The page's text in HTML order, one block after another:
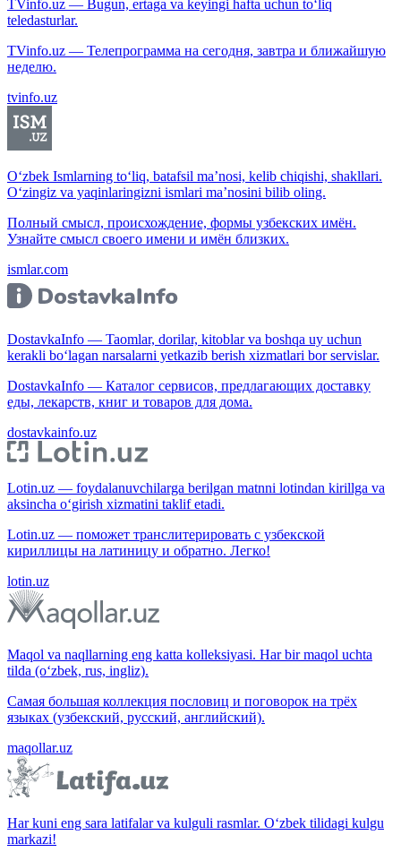
TVinfo.uz — Bugun, ertaga va keyingi hafta uchun to‘liq
teledasturlar.
TVinfo.uz — Телепрограмма на сегодня, завтра и ближайшую
неделю.
tvinfo.uz
O‘zbek Ismlarning to‘liq, batafsil ma’nosi, kelib chiqishi, shakllari.
O‘zingiz va yaqinlaringizni ismlari ma’nosini bilib oling.
Полный смысл, происхождение, формы узбекских имён.
Узнайте смысл своего имени и имён близких.
ismlar.com
DostavkaInfo — Taomlar, dorilar, kitoblar va boshqa uy uchun
kerakli bo‘lagan narsalarni yetkazib berish xizmatlari bor servislar.
DostavkaInfo — Каталог сервисов, предлагающих доставку
еды, лекарств, книг и товаров для дома.
dostavkainfo.uz
Lotin.uz — foydalanuvchilarga berilgan matnni lotindan kirillga va
aksincha o‘girish xizmatini taklif etadi.
Lotin.uz — поможет транслитерировать с узбекской
кириллицы на латиницу и обратно. Легко!
lotin.uz
Maqol va naqllarning eng katta kolleksiyasi. Har bir maqol uchta
tilda (o‘zbek, rus, ingliz).
Самая большая коллекция пословиц и поговорок на трёх
языках (узбекский, русский, английский).
maqollar.uz
Har kuni eng sara latifalar va kulguli rasmlar. O‘zbek tilidagi kulgu
markazi!